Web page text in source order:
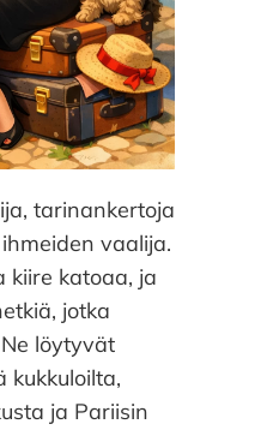
tarinankertoja
vaalija.
kiire katoaa, ja
jotka
löytyvät
kukkuloilta,
ja Pariisin